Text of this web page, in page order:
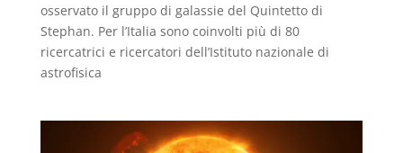
osservato il gruppo di galassie del Quintetto di
Stephan. Per l’Italia sono coinvolti più di 80
ricercatrici e ricercatori dell’Istituto nazionale di
astrofisica